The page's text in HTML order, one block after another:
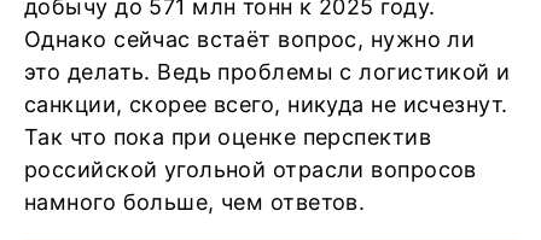
добычу до 571 млн тонн к 2025 году.
Однако сейчас встаёт вопрос, нужно ли
это делать. Ведь проблемы с логистикой и
санкции, скорее всего, никуда не исчезнут.
Так что пока при оценке перспектив
российской угольной отрасли вопросов
намного больше, чем ответов.